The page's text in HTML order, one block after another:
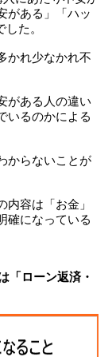
がある」「ハッ
た。
かれ少なかれ不
がある人の違い
いるのかによる
からないことが
容は「お金」
確になっている
「ローン返済・